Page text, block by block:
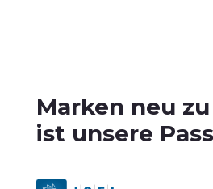
Marken neu
ist unsere